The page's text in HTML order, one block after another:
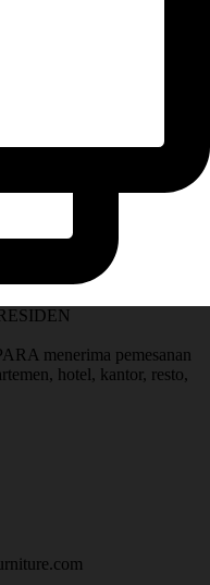
menerima pemesanan
hotel, kantor, resto,